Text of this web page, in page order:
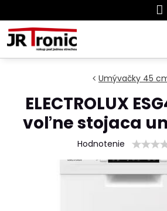
Umývačky 45
ELECTROLUX
voľne stojaca
Hodnotenie